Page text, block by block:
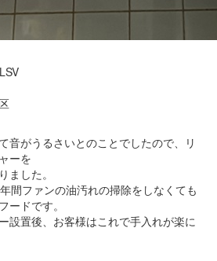
音がうるさいとのことでしたので、リ
ーを
ました。
間ファンの油汚れの掃除をしなくても
ードです。
設置後、お客様はこれで手入れが楽に